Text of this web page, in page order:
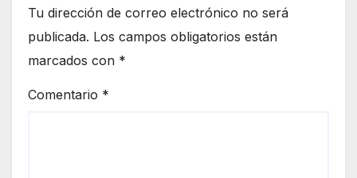
Tu dirección de correo electrónico no será
publicada. Los campos obligatorios están
marcados con *
Comentario *